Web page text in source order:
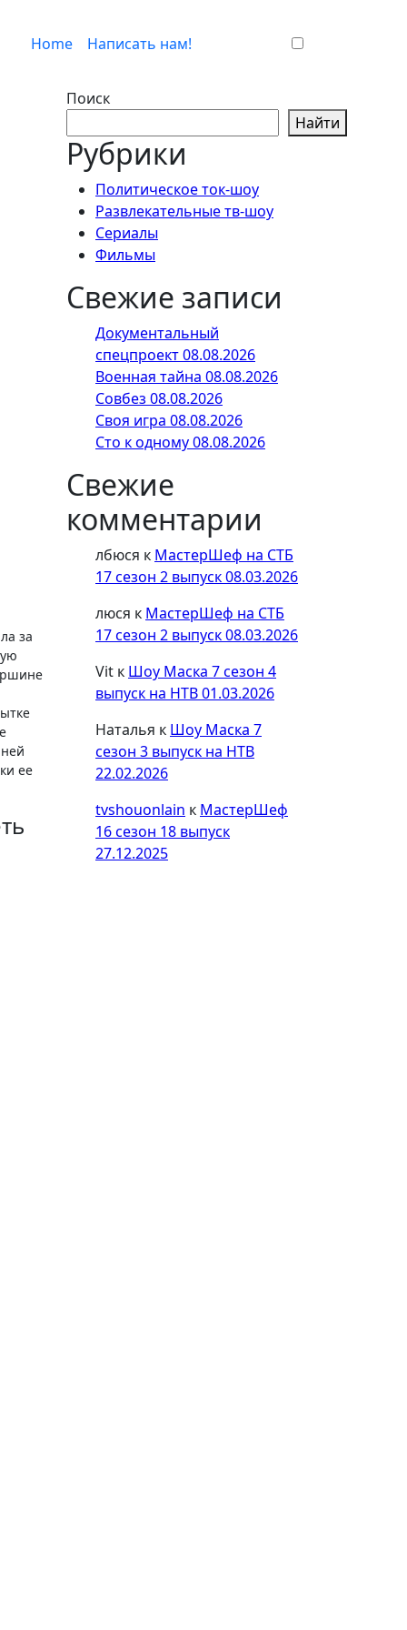
Home Написать нам!
за
ее
Поиск
Найти
Рубрики
Политическое ток-шоу
Развлекательные тв-шоу
Сериалы
Фильмы
Свежие записи
Документальный
спецпроект 08.08.2026
Военная тайна 08.08.2026
Совбез 08.08.2026
Своя игра 08.08.2026
Сто к одному 08.08.2026
Свежие
комментарии
лбюся к МастерШеф на СТБ
17 сезон 2 выпуск 08.03.2026
люся к МастерШеф на СТБ
17 сезон 2 выпуск 08.03.2026
Vit к Шоу Маска 7 сезон 4
выпуск на НТВ 01.03.2026
Наталья к Шоу Маска 7
сезон 3 выпуск на НТВ
22.02.2026
tvshouonlain к МастерШеф
16 сезон 18 выпуск
27.12.2025